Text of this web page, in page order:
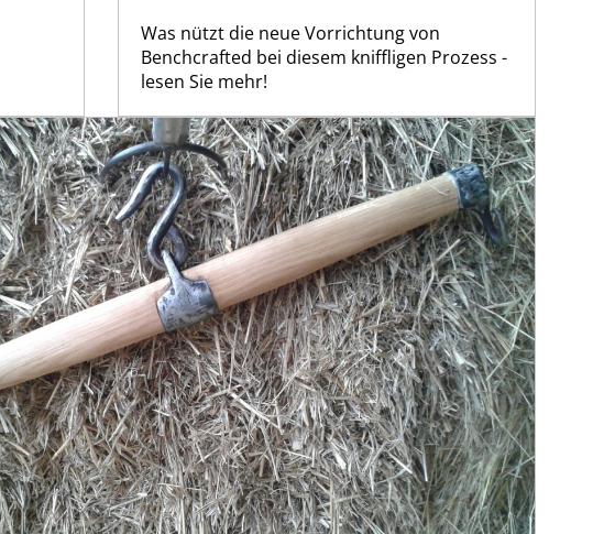
Was nützt die neue Vorrichtung von
Benchcrafted bei diesem kniffligen Prozess -
lesen Sie mehr!